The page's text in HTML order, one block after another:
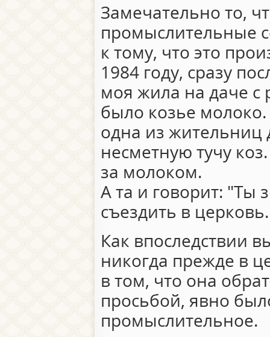
Замечательно то,
промыслительные
к тому, что это
1984 году, сразу
моя жила на даче с
было козье
одна из жительниц
несметную тучу
за молоком.
А та и говорит:
съездить в
Как впоследствии
никогда прежде в
в том, что она
просьбой, явно
промыслительное.